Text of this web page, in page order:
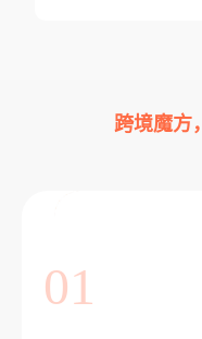
跨境魔方，
01